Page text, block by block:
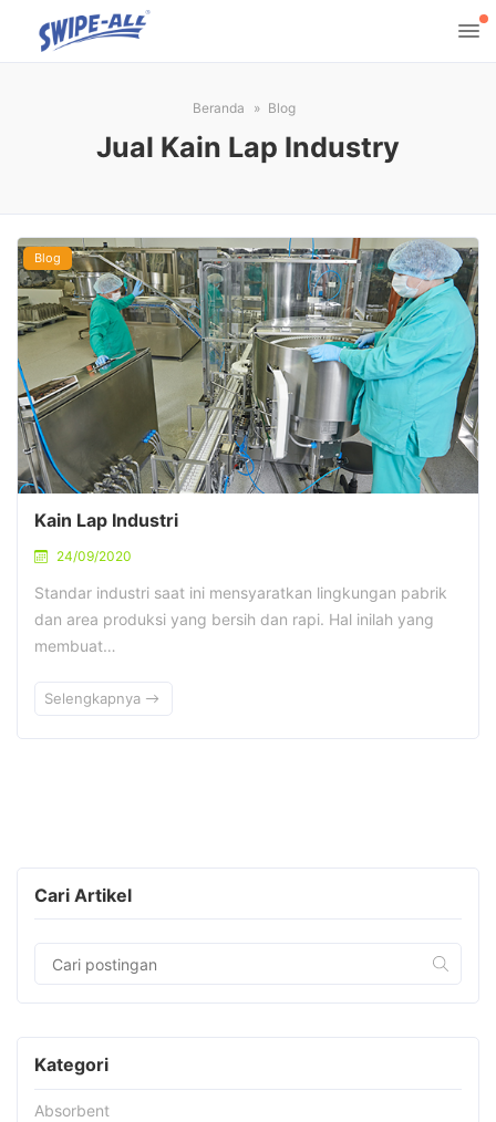
Beranda Blog
Jual Kain Lap Industry
Blog
Kain Lap Industri
24/09/2020
Standar industri saat ini mensyaratkan lingkungan pabrik
dan area produksi yang bersih dan rapi. Hal inilah yang
membuat…
Selengkapnya
Cari Artikel
Kategori
Absorbent